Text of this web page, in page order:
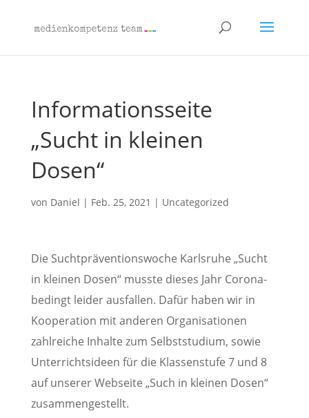
Informationsseite
„Sucht in kleinen
Dosen“
von Daniel | Feb. 25, 2021 | Uncategorized
Die Suchtpräventionswoche Karlsruhe „Sucht
in kleinen Dosen“ musste dieses Jahr Corona-
bedingt leider ausfallen. Dafür haben wir in
Kooperation mit anderen Organisationen
zahlreiche Inhalte zum Selbststudium, sowie
Unterrichtsideen für die Klassenstufe 7 und 8
auf unserer Webseite „Such in kleinen Dosen“
zusammengestellt.